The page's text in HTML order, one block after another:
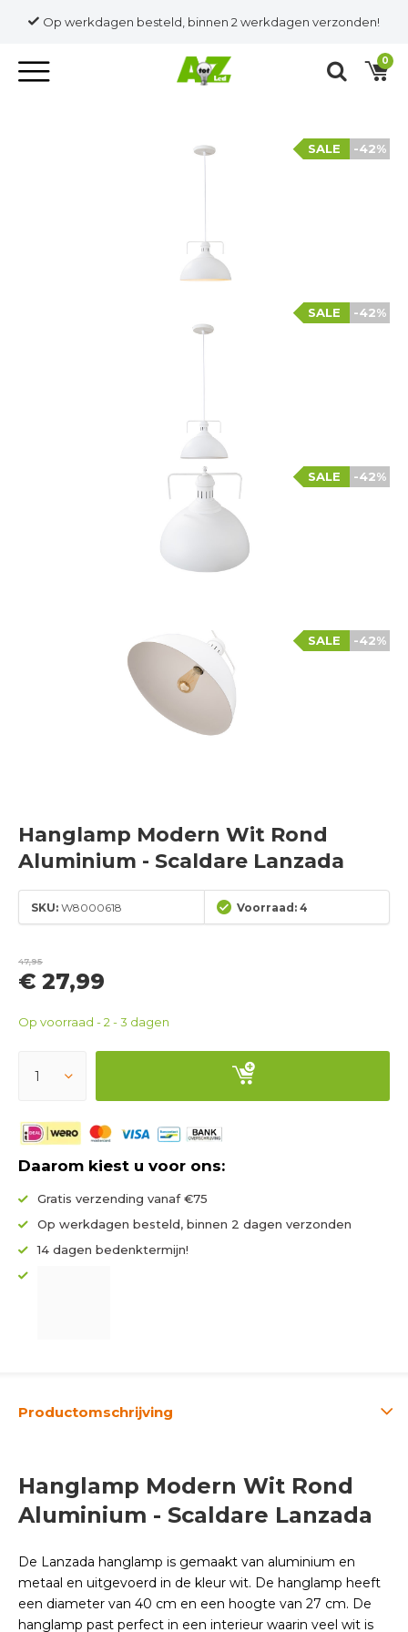
Op werkdagen besteld, binnen 2 werkdagen verzonden!
0
-42%
SALE
-42%
SALE
-42%
SALE
-42%
SALE
Hanglamp Modern Wit Rond
Aluminium - Scaldare Lanzada
SKU: W8000618 Voorraad: 4
47,95
€ 27,99
Op voorraad - 2 - 3 dagen
Daarom kiest u voor ons:
Gratis verzending vanaf €75
Op werkdagen besteld, binnen 2 dagen verzonden
14 dagen bedenktermijn!
Productomschrijving
Hanglamp Modern Wit Rond
Aluminium - Scaldare Lanzada
De Lanzada hanglamp is gemaakt van aluminium en
metaal en uitgevoerd in de kleur wit. De hanglamp heeft
een diameter van 40 cm en een hoogte van 27 cm. De
hanglamp past perfect in een interieur waarin veel wit is